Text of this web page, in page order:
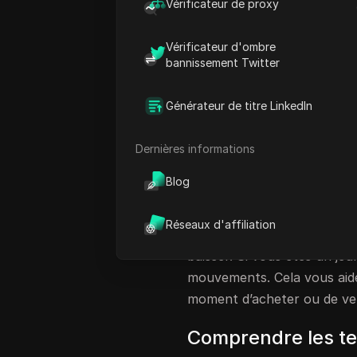
Vérificateur de proxy
Vérificateur d'ombre
bannissement Twitter
Générateur de titre LinkedIn
Dernières informations
Blog
Réseaux d'affiliation
que vous pouvez utiliser
opportunités. Aster Coin
Comprendre Aster Coin
Récemment, Aster Coin a
Par exemple, hier, il a
le regardent de près. Ils
baisser. Si vous êtes un
mouvements. Cela vous
moment d’acheter ou de
Comprendre les